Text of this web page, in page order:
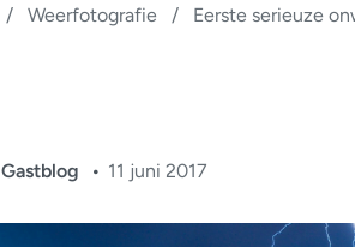
/ Weerfotografie / Eerste serieuze
Gastblog 11 juni 2017